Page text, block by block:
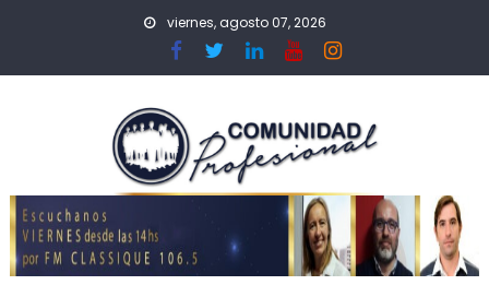
viernes, agosto 07, 2026